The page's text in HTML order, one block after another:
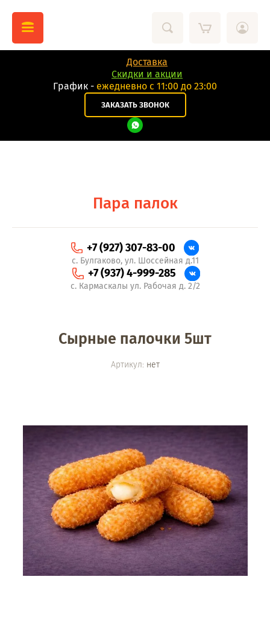
Доставка
Скидки и акции
График - eжедневно с 11:00 до 23:00
ЗАКАЗАТЬ ЗВОНОК
Пара палок
+7 (927) 307-83-00
с. Булгаково, ул. Шоссейная д.11
+7 (937) 4-999-285
с. Кармаскалы ул. Рабочая д. 2/2
Сырные палочки 5шт
Артикул: нет